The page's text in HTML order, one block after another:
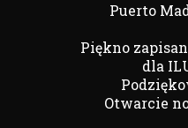
Puerto
Piękno
dla
Otwarcie